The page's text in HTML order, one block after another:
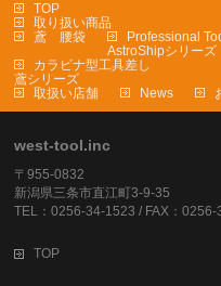
TOP
取り扱い商品
鳶 腰袋
Professional
AstroShipシリーズ
カラビナ型工具差し
鳶シリーズ
取扱い店舗
News
west-tool.inc
〒955-0832
新潟県三条市直江町3-9-35
TEL：0256-34-1523 / FAX：0256-
TOP